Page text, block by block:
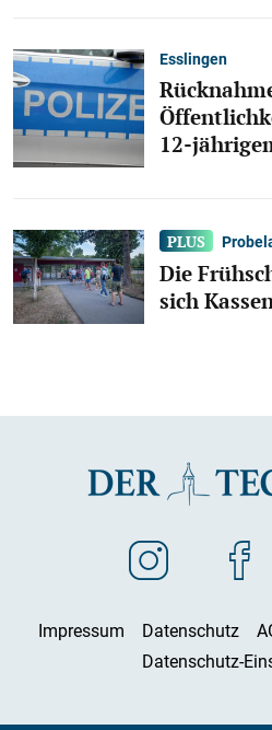
Esslingen
12-
Die
sich
Impressum Datenschutz
Datenschutz-